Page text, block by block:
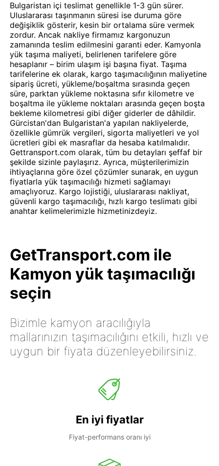
Bulgaristan içi teslimat genellikle 1-3 gün sürer.
Uluslararası taşınmanın süresi ise duruma göre
değişiklik gösterir, kesin bir ortalama süre vermek
zordur. Ancak nakliye firmamız kargonuzun
zamanında teslim edilmesini garanti eder. Kamyonla
yük taşıma maliyeti, belirlenen tarifelere göre
hesaplanır – birim ulaşım işi başına fiyat. Taşıma
tarifelerine ek olarak, kargo taşımacılığının maliyetine
sipariş ücreti, yükleme/boşaltma sırasında geçen
süre, parktan yükleme noktasına sıfır kilometre ve
boşaltma ile yükleme noktaları arasında geçen boşta
bekleme kilometresi gibi diğer giderler de dâhildir.
Gürcistan'dan Bulgaristan'a yapılan nakliyelerde,
özellikle gümrük vergileri, sigorta maliyetleri ve yol
ücretleri gibi ek masraflar da hesaba katılmalıdır.
Gettransport.com olarak, tüm bu detayları şeffaf bir
şekilde sizinle paylaşırız. Ayrıca, müşterilerimizin
ihtiyaçlarına göre özel çözümler sunarak, en uygun
fiyatlarla yük taşımacılığı hizmeti sağlamayı
amaçlıyoruz. Kargo lojistiği, uluslararası nakliyat,
güvenli kargo taşımacılığı, hızlı kargo teslimatı gibi
anahtar kelimelerimizle hizmetinizdeyiz.
GetTransport.com ile
Kamyon yük taşımacılığı
seçin
Bizimle kamyon aracılığıyla
mallarınızın taşımacılığını etkili, hızlı ve
uygun bir fiyata düzenleyebilirsiniz.
En iyi fiyatlar
Fiyat-performans oranı iyi